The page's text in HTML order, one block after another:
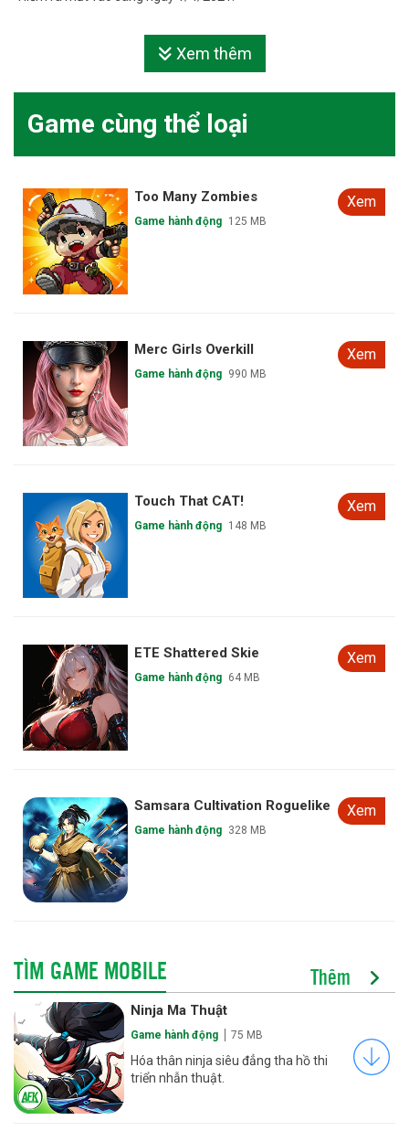
Xem thêm
Game cùng thể loại
Too Many Zombies
Game hành động 125 MB
Xem
Merc Girls Overkill
Game hành động 990 MB
Xem
Touch That CAT!
Game hành động 148 MB
Xem
ETE Shattered Skie
Game hành động 64 MB
Xem
Samsara Cultivation Roguelike
Game hành động 328 MB
Xem
TÌM GAME MOBILE Thêm
Ninja Ma Thuật
Game hành động 75 MB
Hóa thân ninja siêu đẳng tha hồ thi
triển nhẫn thuật.